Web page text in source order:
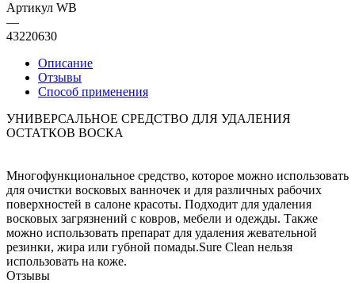
Артикул WB
—
43220630
Описание
Отзывы
Способ применения
УНИВЕРСАЛЬНОЕ СРЕДСТВО ДЛЯ УДАЛЕНИЯ
ОСТАТКОВ ВОСКА
Многофункциональное средство, которое можно использовать
для очистки восковых ванночек и для различных рабочих
поверхностей в салоне красоты. Подходит для удаления
восковых загрязнений с ковров, мебели и одежды. Также
можно использовать препарат для удаления жевательной
резинки, жира или губной помады.Sure Clean нельзя
использовать на коже.
Отзывы